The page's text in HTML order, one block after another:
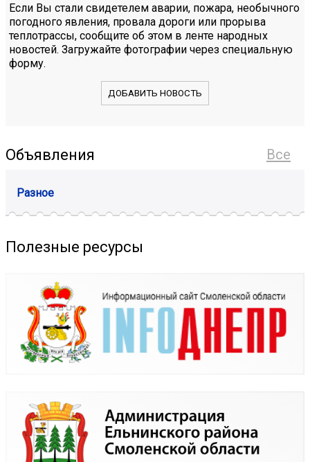
Если Вы стали свидетелем аварии, пожара, необычного
погодного явления, провала дороги или прорыва
теплотрассы, сообщите об этом в ленте народных
новостей. Загружайте фотографии через специальную
форму.
ДОБАВИТЬ НОВОСТЬ
Все
Объявления
Разное
Полезные ресурсы